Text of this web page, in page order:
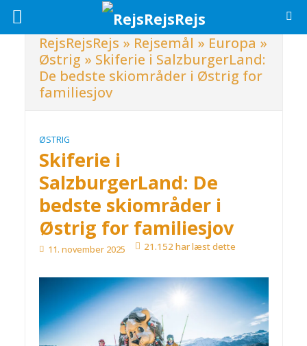
RejsRejsRejs » Rejsemål » Europa »
Østrig » Skiferie i SalzburgerLand:
De bedste skiområder i Østrig for
familiesjov
ØSTRIG
Skiferie i
SalzburgerLand: De
bedste skiområder i
Østrig for familiesjov
11. november 2025 21.152 har læst dette